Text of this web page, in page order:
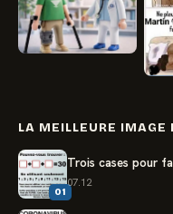
LA MEILLEURE IMAGE
01
Trois cases pour
07.12